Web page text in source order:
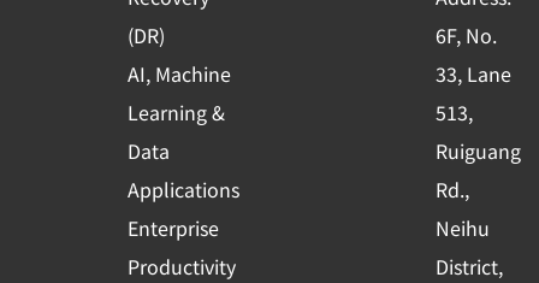
(DR)
AI, Machine
Learning &
Data
Applications
Enterprise
Productivity
s
q
u
a
r
e
6F, No.
33, Lane
513,
Ruiguang
Rd.,
Neihu
District,